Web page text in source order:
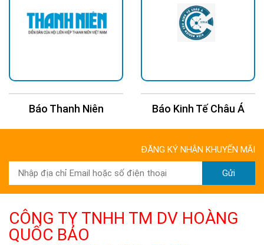
Báo Thanh Niên Báo Kinh Tế Châu Á
ĐĂNG KÝ NHẬN KHUYẾN MÃI
Gửi
CÔNG TY TNHH TM DV HOÀNG
QUỐC BẢO